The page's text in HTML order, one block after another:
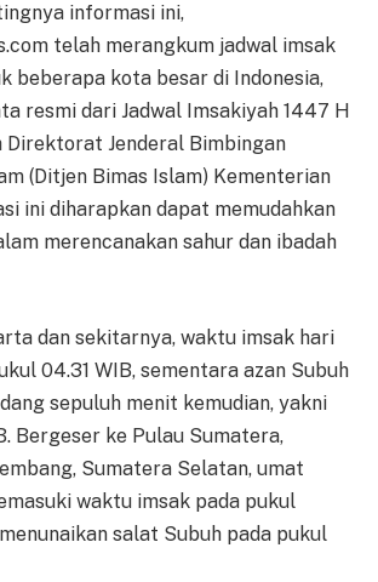
informasi ini,
telah merangkum jadwal imsak
beberapa kota besar di Indonesia,
resmi dari Jadwal Imsakiyah 1447 H
Direktorat Jenderal Bimbingan
(Ditjen Bimas Islam) Kementerian
ini diharapkan dapat memudahkan
merencanakan sahur dan ibadah
dan sekitarnya, waktu imsak hari
04.31 WIB, sementara azan Subuh
sepuluh menit kemudian, yakni
Bergeser ke Pulau Sumatera,
Sumatera Selatan, umat
waktu imsak pada pukul
salat Subuh pada pukul